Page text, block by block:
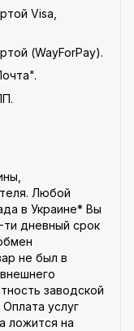
Visa,
(WayForPay).
Любой
в Украине* Вы
дневный срок
не был в
заводской
услуг
ложится на